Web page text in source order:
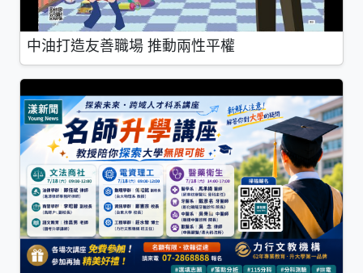
中油打造友善職場 推動兩性平權